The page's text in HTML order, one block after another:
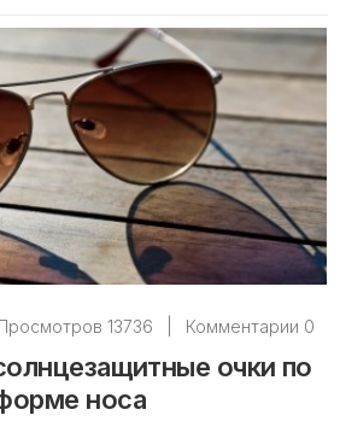
Просмотров 13736 Комментарии 0
очки по
носа